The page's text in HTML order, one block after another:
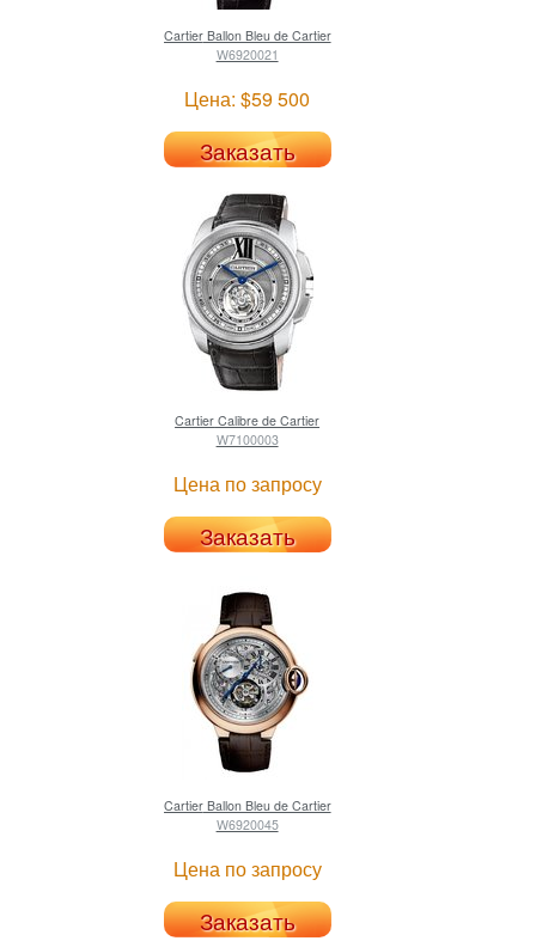
CartierBallon Bleu de Cartier
W6920021
Цена: $59 500
Заказать
Cartier Calibre de Cartier
W7100003
Цена по запросу
Заказать
CartierBallon Bleu de Cartier
W6920045
Цена по запросу
Заказать